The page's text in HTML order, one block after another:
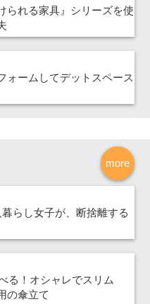
られる家具』シリーズを使
ォームしてデットスペース
more
らし女子が、断捨離する
る！オシャレでスリム
の傘立て